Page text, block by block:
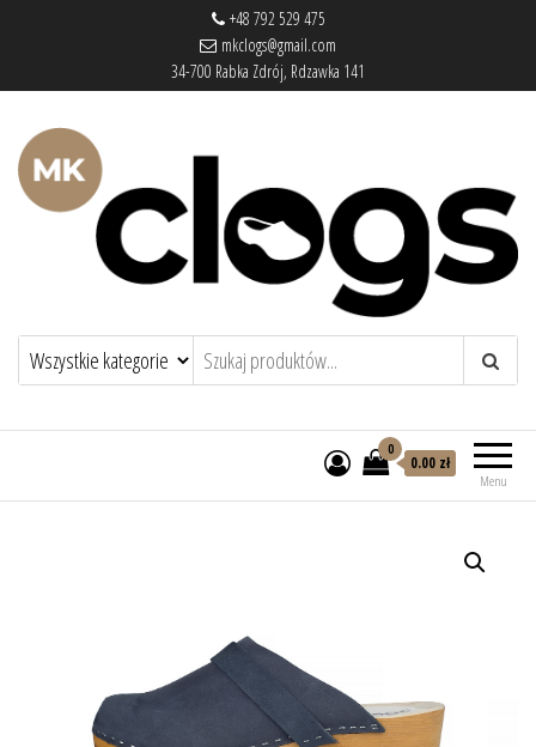
+48 792 529 475
mkclogs@gmail.com
34-700 Rabka Zdrój, Rdzawka 141
mkclogs – sklep obuwniczysklep obuwniczy – drewniaki, buty
medyczne, pantofle, klapki
Menu
0
0.00 zł